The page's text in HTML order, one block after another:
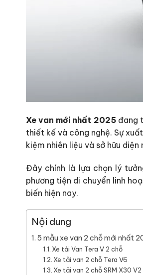
Xe van mới nhất 2025 đang
thiết kế và công nghệ. Sự
kiệm nhiên liệu và sở hữu
Đây chính là lựa chọn lý
phương tiện di chuyển linh
biến hiện nay.
Nội dung
5 mẫu xe van 2 chỗ mới nhất
Xe tải Van Tera V 2 chỗ
Xe tải van 2 chỗ Tera V6
Xe tải van 2 chỗ SRM X30 V2